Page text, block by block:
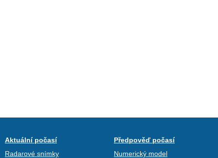
Aktuální počasí
Radarové snímky
Předpověď počasí
Numerický model